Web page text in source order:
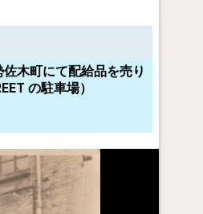
木町にて配給品を売り
の駐車場）